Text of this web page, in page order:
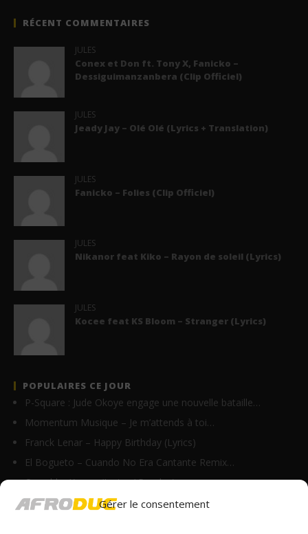
Gérer le consentement
RÉCENT COMMENTAIRES
JULES
Conex et Don ft. Tony X, Fanicko –
Dessiguimanzanbera (Clip Officiel)
JULES
Jeady Jay – Olé Olé (Lyrics + Translation)
JULES
Fanicko – Folies (Clip Officiel)
JULES
Nikanor feat Kiko – Rayon de soleil (Lyrics)
JULES
Kocee feat KS Bloom – Stranger (Lyrics)
POPULAIRES CE JOUR
P-Square : Jude Okoye engage une nouvelle bataille…
Momentum Musique – Je m’attends à toi…
Franck Lenar – Happy Birthday (Lyrics)
El Bogueto – Cuando No Era Cantante Remix…
Oswald – Karma (Lyrics / Paroles)
Homix – On y va (Lyrics)